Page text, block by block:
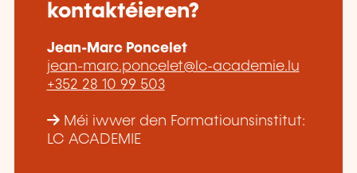
kontaktéieren?
Jean-Marc Poncelet
jean-marc.poncelet@lc-academie.lu
+352 28 10 99 503
Méi iwwer den Formatiounsinstitut:
LC ACADEMIE